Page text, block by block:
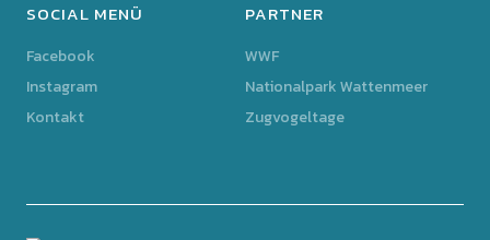
SOCIAL MENÜ
Facebook
Instagram
Kontakt
PARTNER
WWF
Nationalpark Wattenmeer
Zugvogeltage